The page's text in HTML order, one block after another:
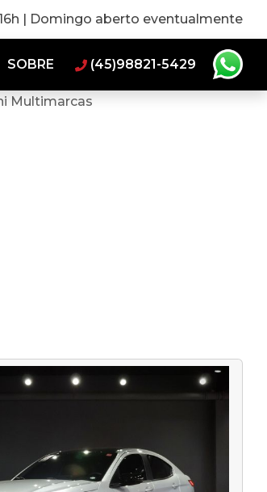
| Domingo aberto eventualmente
SOBRE (45)98821-5429
Multimarcas